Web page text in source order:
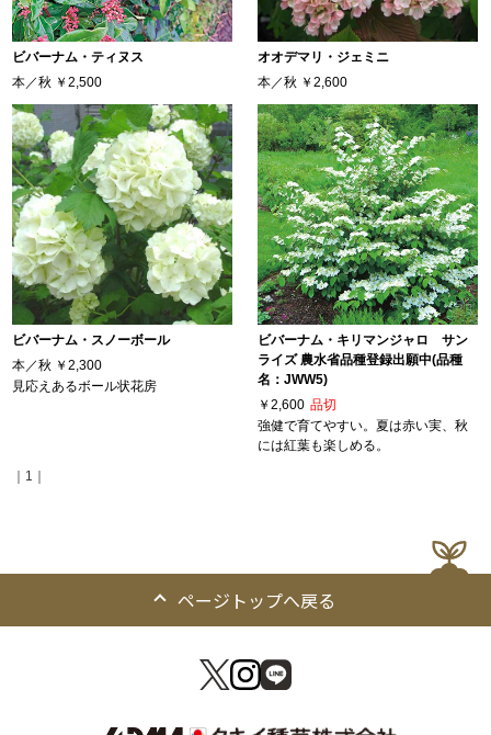
ビバーナム・ティヌス
本／秋 ￥2,500
オオデマリ・ジェミニ
本／秋 ￥2,600
ビバーナム・スノーボール
本／秋 ￥2,300
見応えあるボール状花房
ビバーナム・キリマンジャロ サン
ライズ 農水省品種登録出願中(品種
名：JWW5)
￥2,600 品切
強健で育てやすい。夏は赤い実、秋
には紅葉も楽しめる。
｜1｜
ページトップへ戻る